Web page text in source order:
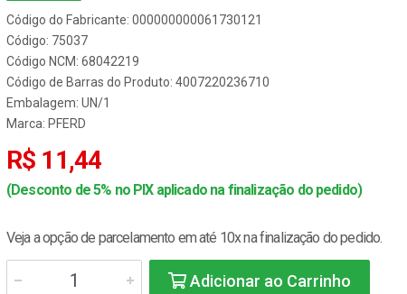
Código do Fabricante: 000000000061730121
Código: 75037
Código NCM: 68042219
Código de Barras do Produto: 4007220236710
Embalagem: UN/1
Marca: PFERD
R$ 11,44
(Desconto de 5% no PIX aplicado na finalização do pedido)
Veja a opção de parcelamento em até 10x na finalização do pedido.
Adicionar ao Carrinho